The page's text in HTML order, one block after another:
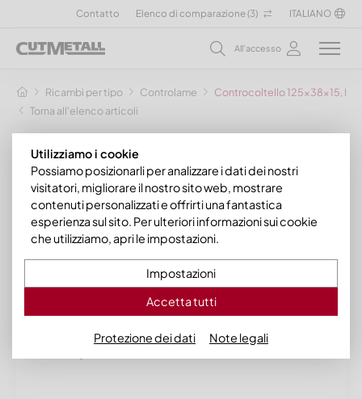
Contatto Elenco di comparazione (3) ITALIANO
All'accesso
Ricambi per tipo Controlame
Controcoltello 125x38x15,
Torna all'elenco articoli
Utilizziamo i cookie
Possiamo posizionarli per analizzare i dati dei nostri
visitatori, migliorare il nostro sito web, mostrare
contenuti personalizzati e offrirti una fantastica
esperienza sul sito. Per ulteriori informazioni sui cookie
che utilizziamo, apri le impostazioni.
Impostazioni
Accetta tutti
Protezione dei dati Note legali